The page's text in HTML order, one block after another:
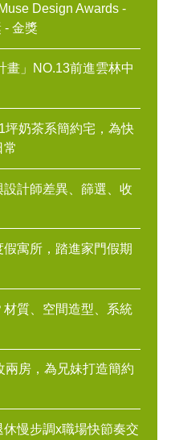
Design Awards -
- 金獎
畫」NO.13前進雲林中
坪奶茶系簡約宅，為快
常
計師差異、篩選、收
假寓所，踏進家門假期
質、空間造型、系統
兩房，為兄妹打造簡約
休慢步調x職場快節奏交